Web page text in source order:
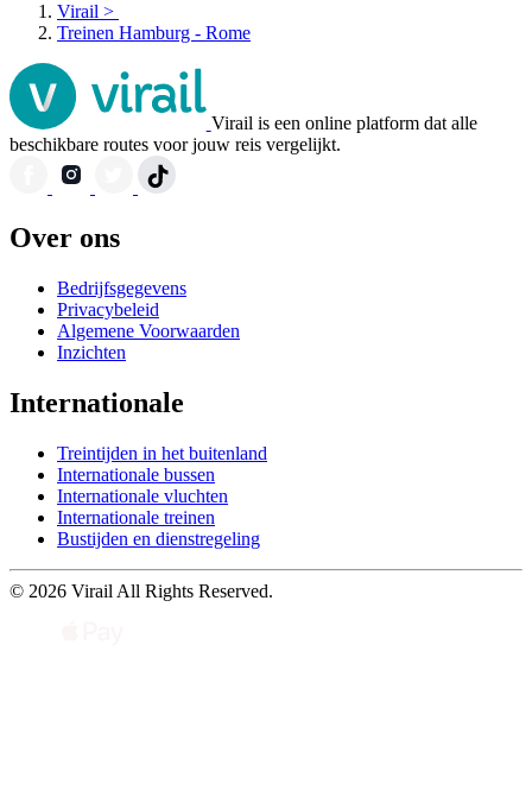
Virail >
Treinen Hamburg - Rome
Virail is een online platform dat alle
beschikbare routes voor jouw reis vergelijkt.
Over ons
Bedrijfsgegevens
Privacybeleid
Algemene Voorwaarden
Inzichten
Internationale
Treintijden in het buitenland
Internationale bussen
Internationale vluchten
Internationale treinen
Bustijden en dienstregeling
© 2026 Virail All Rights Reserved.